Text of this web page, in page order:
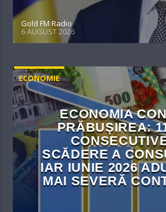
Gold FM Radio
6 AUGUST 2026
ECONOMIE
ECONOMIA
PRĂBUȘIREA:
SCĂDERE A
IAR IUNIE 2026
MAI SEVERĂ